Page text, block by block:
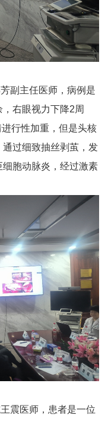
副主任医师，病例是
，右眼视力下降2周
行性加重，但是头核
过细致抽丝剥茧，发
胞动脉炎，经过激素
震医师，患者是一位